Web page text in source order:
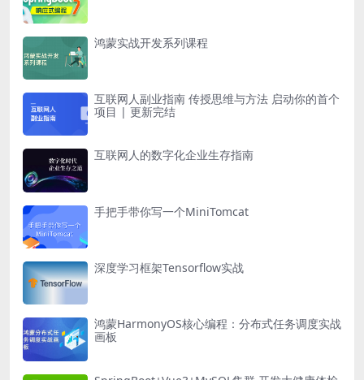
鸿蒙实战开发系列课程
互联网人副业指南 传授思维与方法 启动你的首个
项目 | 更新完结
互联网人的数字化企业生存指南
手把手带你写一个MiniTomcat
深度学习框架Tensorflow实战
鸿蒙HarmonyOS核心编程：分布式任务调度实战
画板